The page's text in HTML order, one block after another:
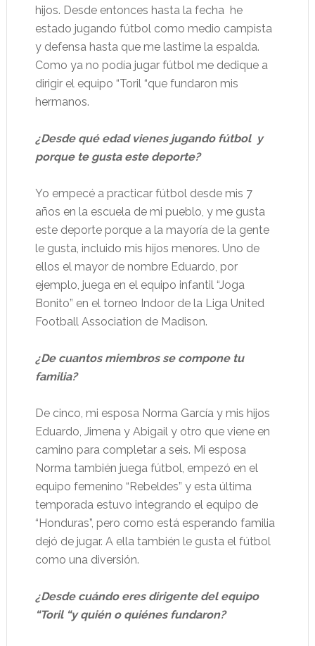
hijos. Desde entonces hasta la fecha he
estado jugando fútbol como medio campista
y defensa hasta que me lastime la espalda.
Como ya no podía jugar fútbol me dedique a
dirigir el equipo “Toril “que fundaron mis
hermanos.
¿Desde qué edad vienes jugando fútbol y
porque te gusta este deporte?
Yo empecé a practicar fútbol desde mis 7
años en la escuela de mi pueblo, y me gusta
este deporte porque a la mayoría de la gente
le gusta, incluido mis hijos menores. Uno de
ellos el mayor de nombre Eduardo, por
ejemplo, juega en el equipo infantil “Joga
Bonito” en el torneo Indoor de la Liga United
Football Association de Madison.
¿De cuantos miembros se compone tu
familia?
De cinco, mi esposa Norma García y mis hijos
Eduardo, Jimena y Abigail y otro que viene en
camino para completar a seis. Mi esposa
Norma también juega fútbol, empezó en el
equipo femenino “Rebeldes” y esta última
temporada estuvo integrando el equipo de
“Honduras”, pero como está esperando familia
dejó de jugar. A ella también le gusta el fútbol
como una diversión.
¿Desde cuándo eres dirigente del equipo
“Toril “y quién o quiénes fundaron?